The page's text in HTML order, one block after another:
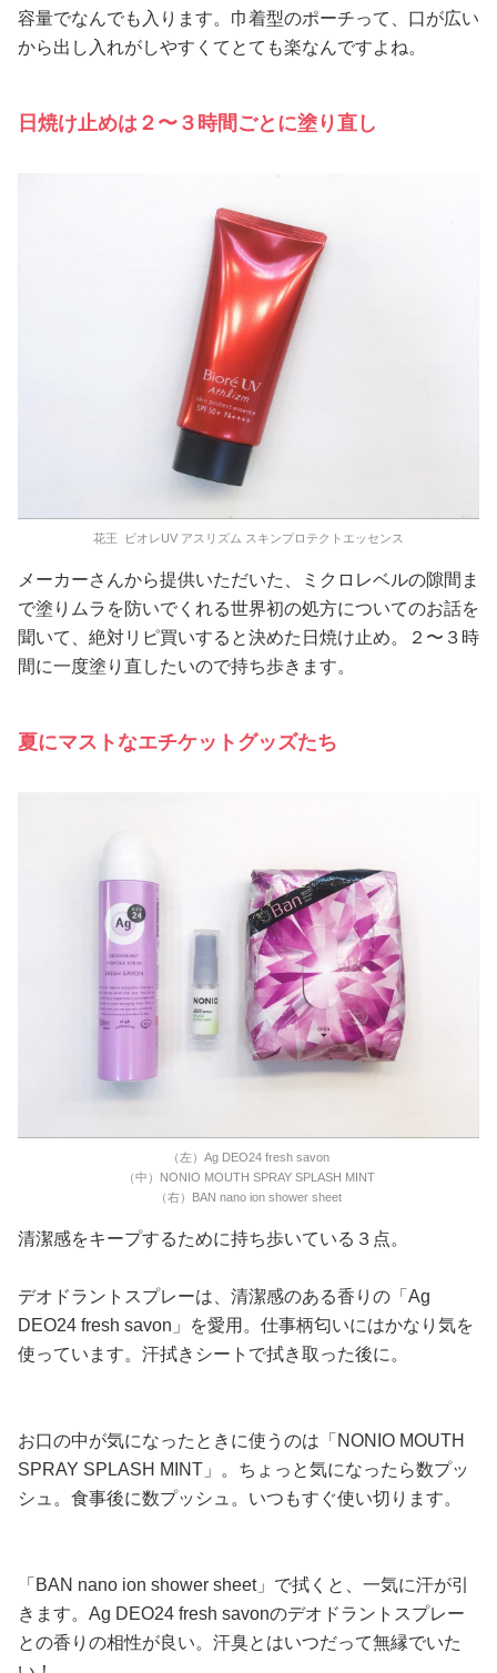
容量でなんでも入ります。巾着型のポーチって、口が広い
から出し入れがしやすくてとても楽なんですよね。
日焼け止めは２〜３時間ごとに塗り直し
花王 ‪ ビオレUV アスリズム スキンプロテクトエッセンス‬
メーカーさんから提供いただいた、ミクロレベルの隙間ま
で塗りムラを防いでくれる世界初の処方についてのお話を
聞いて、絶対リピ買いすると決めた日焼け止め。２〜３時
間に一度塗り直したいので持ち歩きます。
夏にマストなエチケットグッズたち
（左）Ag DEO24 fresh savon
（中）NONIO MOUTH SPRAY SPLASH MINT
（右）BAN nano ion shower sheet
清潔感をキープするために持ち歩いている３点。
デオドラントスプレーは、清潔感のある香りの「Ag
DEO24 fresh savon」を愛用。仕事柄匂いにはかなり気を
使っています。汗拭きシートで拭き取った後に。
お口の中が気になったときに使うのは「NONIO MOUTH
SPRAY SPLASH MINT」。ちょっと気になったら数プッ
シュ。食事後に数プッシュ。いつもすぐ使い切ります。
「BAN nano ion shower sheet」で拭くと、一気に汗が引
きます。Ag DEO24 fresh savonのデオドラントスプレー
との香りの相性が良い。汗臭とはいつだって無縁でいた